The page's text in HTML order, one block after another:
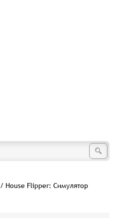
/ House Flipper: Симулятор